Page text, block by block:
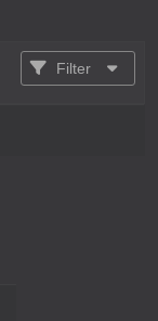
Filter